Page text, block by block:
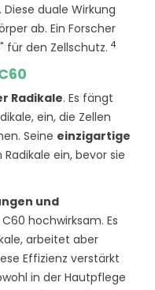
duale Wirkung
ab. Ein Forscher
für den Zellschutz. 4
Radikale. Es fängt
ein, die Zellen
Seine einzigartige
ein, bevor sie
und
hochwirksam. Es
arbeitet aber
Effizienz verstärkt
in der Hautpflege